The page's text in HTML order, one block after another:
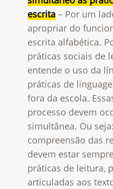
escrita – Por um
apropriar do
escrita alfabética.
práticas sociais de
entende o uso da
práticas de
fora da escola.
processo devem
simultânea. Ou
compreensão das
devem estar
práticas de leitura,
articuladas aos